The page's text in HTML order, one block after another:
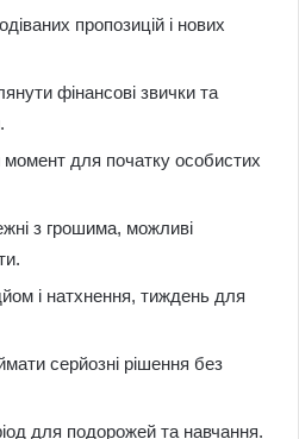
пропозицій і нових
фінансові звички та
для початку особистих
з грошима, можливі
і натхнення, тиждень для
серйозні рішення без
для подорожей та навчання.